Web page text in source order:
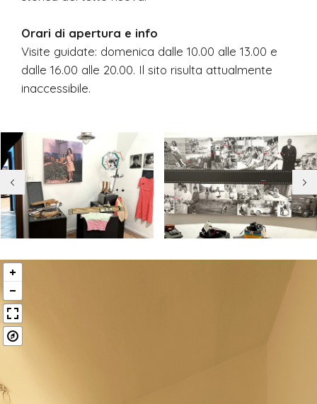
Orari di apertura e info
Visite guidate: domenica dalle 10.00 alle 13.00 e
dalle 16.00 alle 20.00. Il sito risulta attualmente
inaccessibile.